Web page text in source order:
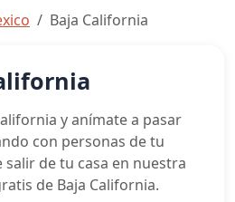
Baja California
y anímate a pasar
con personas de tu
de tu casa en nuestra
de Baja California.